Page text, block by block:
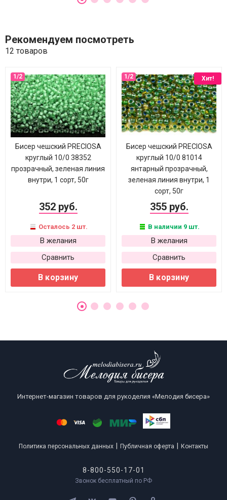
Рекомендуем посмотреть
12 товаров
Бисер чешский PRECIOSA
круглый 10/0 38352
прозрачный, зеленая линия
внутри, 1 сорт, 50г
352 руб.
Осталось 2 шт.
В желания
Сравнить
В корзину
Хит!
Бисер чешский PRECIOSA
круглый 10/0 81014
янтарный прозрачный,
зеленая линия внутри, 1
сорт, 50г
355 руб.
В наличии 9 шт.
В желания
Сравнить
В корзину
Интернет-магазин товаров для рукоделия «Мелодия бисера»
Политика персональных данных Публичная оферта Контакты
8-800-550-17-01
Звонок бесплатный по РФ